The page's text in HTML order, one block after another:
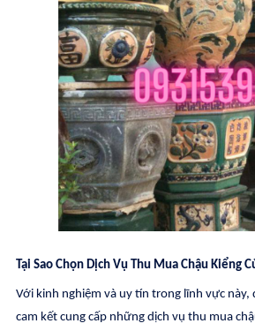
Tại Sao Chọn Dịch Vụ Thu Mua Chậu Kiểng
Với kinh nghiệm và uy tín trong lĩnh vực này,
cam kết cung cấp những dịch vụ thu mua